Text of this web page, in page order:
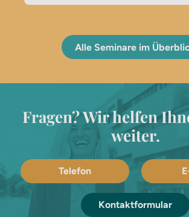
Alle Seminare im
Fragen? Wir helfen
weiter.
Telefon
Kontaktformular